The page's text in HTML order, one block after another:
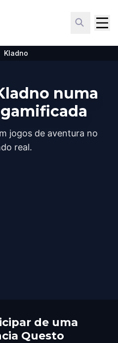
Kladno
numa
jogos de aventura no
real.
de uma
Questo